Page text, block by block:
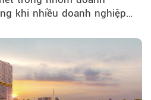
khi nhiều doanh nghiệp